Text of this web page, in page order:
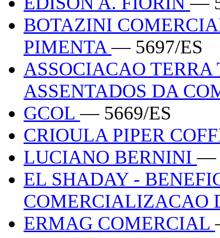
BOTAZINI
PIMENTA— 5697/ES
ASSOCIACAO
ASSENTADOS DA
GCOL— 5669/ES
CRIOULA PIPER
LUCIANO BERNINI—
EL SHADAY -
COMERCIALIZACAO
ERMAG COMERCIAL